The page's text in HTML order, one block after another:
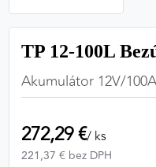
TP 12-100L
Akumulátor 12V/
272,29 €/ ks
221,37 € bez DPH
Tieto cookies sú
zabezpečiť jej plnú
Nevyhnutné